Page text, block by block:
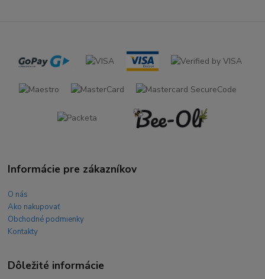
Informácie pre zákazníkov
O nás
Ako nakupovať
Obchodné podmienky
Kontakty
Dôležité informácie